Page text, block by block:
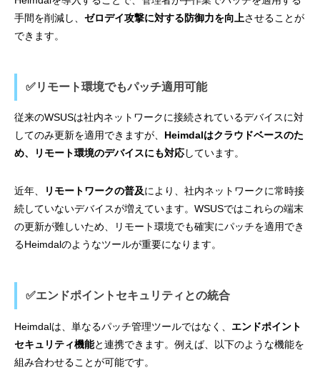
手間を削減し、 ゼロデイ攻撃に対する防御力を向上させることが
できます。
✅リモート環境でもパッチ適用可能
従来のWSUSは社内ネットワークに接続されているデバイスに対
してのみ更新を適用できますが、 Heimdalはクラウドベースのた
め、リモート環境のデバイスにも対応しています。
近年、 リモートワークの普及により、社内ネットワークに常時接
続していないデバイスが増えています。WSUSではこれらの端末
の更新が難しいため、リモート環境でも確実にパッチを適用でき
るHeimdalのようなツールが重要になります。
✅エンドポイントセキュリティとの統合
Heimdalは、単なるパッチ管理ツールではなく、 エンドポイント
セキュリティ機能と連携できます。例えば、以下のような機能を
組み合わせることが可能です。